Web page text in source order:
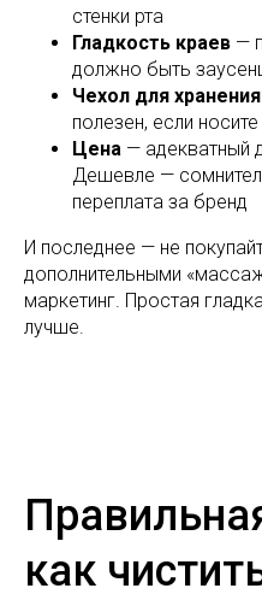
стенки рта
Гладкость краев —
должно быть
Чехол для хранения
полезен, если
Цена — адекватный
Дешевле —
переплата за бренд
И последнее — не
дополнительными
маркетинг. Простая
лучше.
как